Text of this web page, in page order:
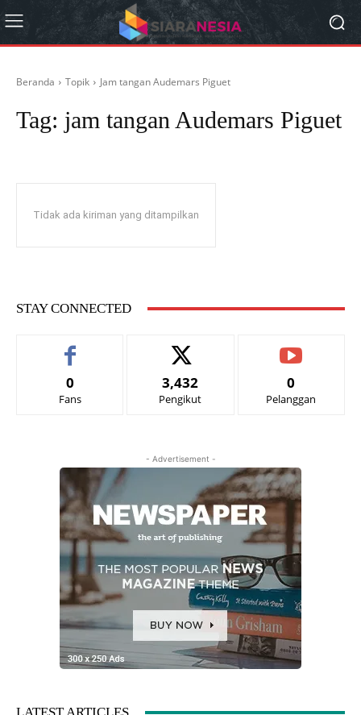
Beranda Topik Jam tangan Audemars Piguet
Tag: jam tangan Audemars Piguet
Tidak ada kiriman yang ditampilkan
STAY CONNECTED
0
Fans
3,432
Pengikut
0
Pelanggan
- Advertisement -